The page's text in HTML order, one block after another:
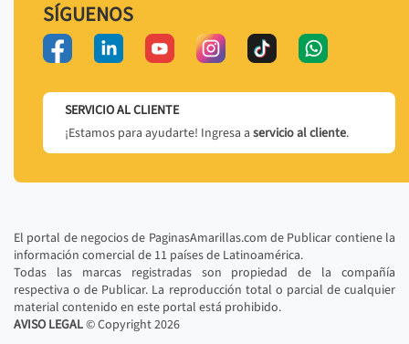
SÍGUENOS
SERVICIO AL CLIENTE
¡Estamos para ayudarte! Ingresa a servicio al cliente.
El portal de negocios de PaginasAmarillas.com de Publicar contiene la
información comercial de 11 países de Latinoamérica.
Todas las marcas registradas son propiedad de la compañía
respectiva o de Publicar. La reproducción total o parcial de cualquier
material contenido en este portal está prohibido.
AVISO LEGAL© Copyright2026